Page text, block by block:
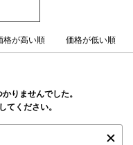
格が高い順 価格が低い順
りませんでした。
てください。